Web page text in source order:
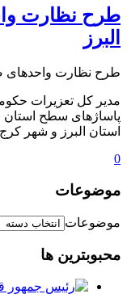
طرح نظارت
البرز
طرح نظارت واحدهای
مدیر کل تعزیرات
پاساژهای سطح استان
استان البرز و شهر
0
موضوعات
موضوعات
محبوبترین ها